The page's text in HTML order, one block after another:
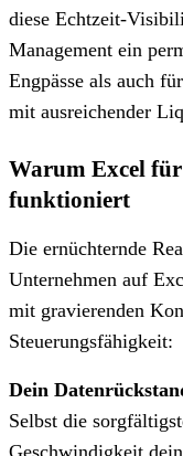
diese Echtzeit-
Management ein
Engpässe als auch
mit ausreichender
Warum Excel
funktioniert
Die ernüchternde
Unternehmen auf
mit gravierenden
Steuerungsfähigkeit:
Dein
Selbst die
Geschwindigkeit